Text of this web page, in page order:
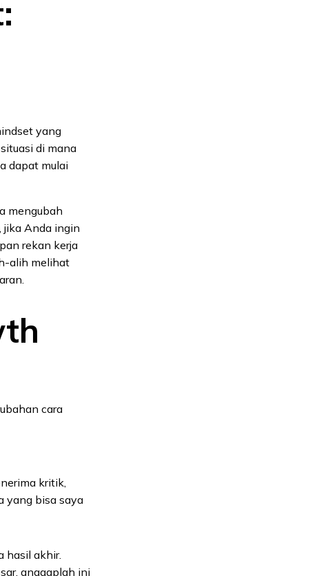
yang
di mana
dapat mulai
mengubah
jika Anda ingin
rekan kerja
alih melihat
cara
kritik,
yang bisa saya
hasil akhir.
anggaplah ini